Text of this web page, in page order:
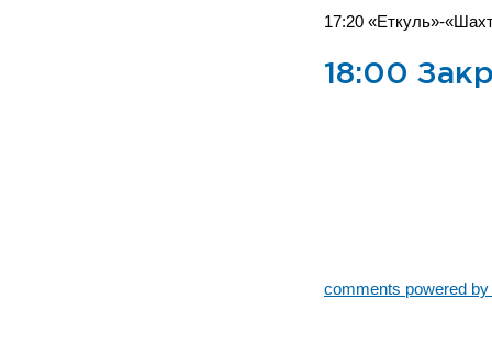
17:20 «Еткуль»-
18:00
comments powered